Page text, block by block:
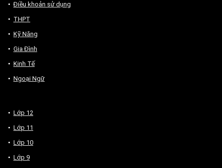
Điều khoản sử dụng
THPT
Kỹ Năng
Gia Đình
Kinh Tế
Ngoại Ngữ
Lớp 12
Lớp 11
Lớp 10
Lớp 9